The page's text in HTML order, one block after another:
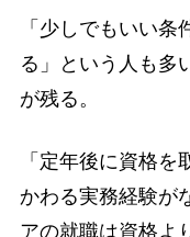
「少しでもいい
る」という人も多
が残る。
「定年後に資格
かわる実務経験が
アの就職は資格よ